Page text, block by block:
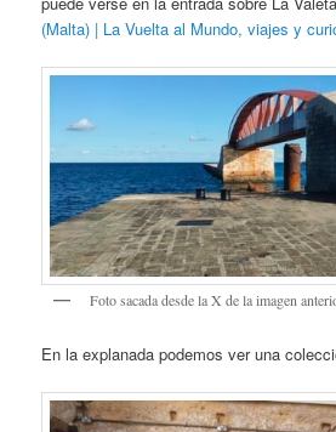
(Malta) | La Vuelta al Mundo, viajes y
Foto sacada desde la X de la imagen
En la explanada podemos ver una